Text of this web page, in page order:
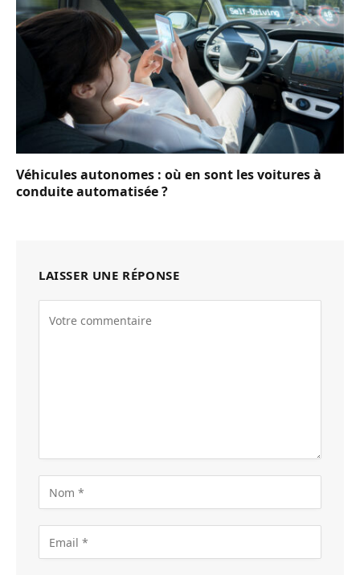
Véhicules autonomes : où en sont les voitures à
conduite automatisée ?
LAISSER UNE RÉPONSE